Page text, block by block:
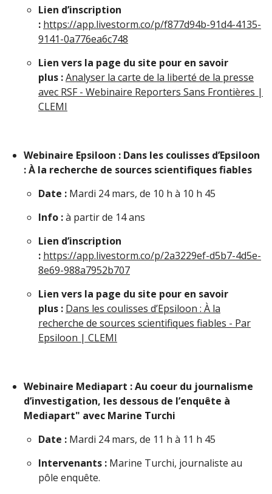
Lien d’inscription
: https://app.livestorm.co/p/f877d94b-91d4-4135-
9141-0a776ea6c748
Lien vers la page du site pour en savoir
plus :Analyser la carte de la liberté de la presse
avec RSF - Webinaire Reporters Sans Frontières |
CLEMI
Webinaire Epsiloon : Dans les coulisses d’Epsiloon
: À la recherche de sources scientifiques fiables
Date : Mardi 24 mars, de 10 h à 10 h 45
Info :à partir de 14 ans
Lien d’inscription
: https://app.livestorm.co/p/2a3229ef-d5b7-4d5e-
8e69-988a7952b707
Lien vers la page du site pour en savoir
plus : Dans les coulisses d’Epsiloon : À la
recherche de sources scientifiques fiables - Par
Epsiloon | CLEMI
Webinaire Mediapart : Au coeur du journalisme
d’investigation, les dessous de l’enquête à
Mediapart" avec Marine Turchi
Date : Mardi 24 mars, de 11 h à 11 h 45
Intervenants : Marine Turchi, journaliste au
pôle enquête.